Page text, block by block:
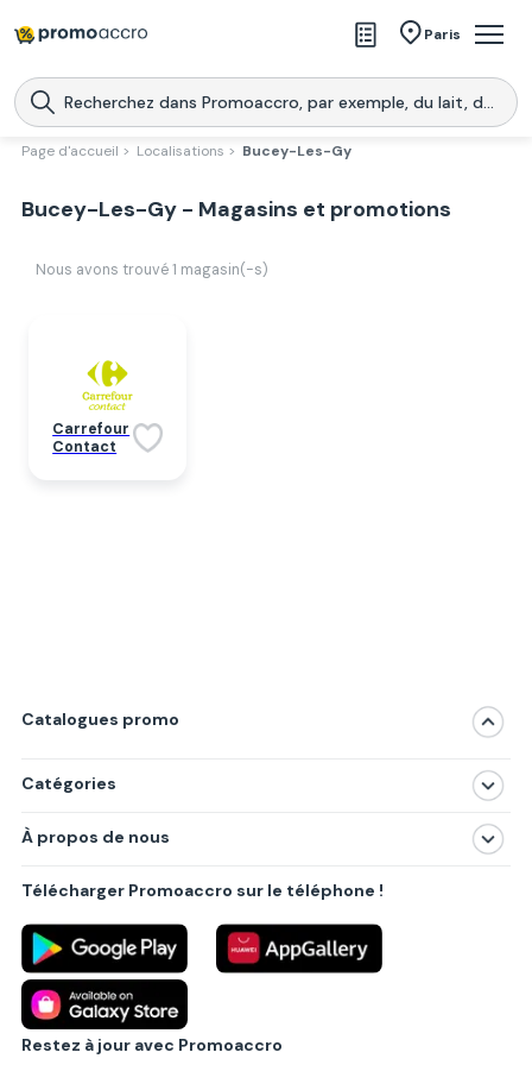
Paris
Magasins
Produits
Promoaccro
l'application
Page d'accueil > Localisations > Bucey-Les-Gy
Bucey-Les-Gy - Magasins et promotions
Nous avons trouvé 1 magasin(-s)
Carrefour
Contact
Catalogues promo
Catégories
Produits
Villes principales
À propos de nous
Politique de confidentialité
Règlements
Partenariat B2B
Blog
Contact
Télécharger Promoaccro sur le téléphone !
Restez à jour avec Promoaccro